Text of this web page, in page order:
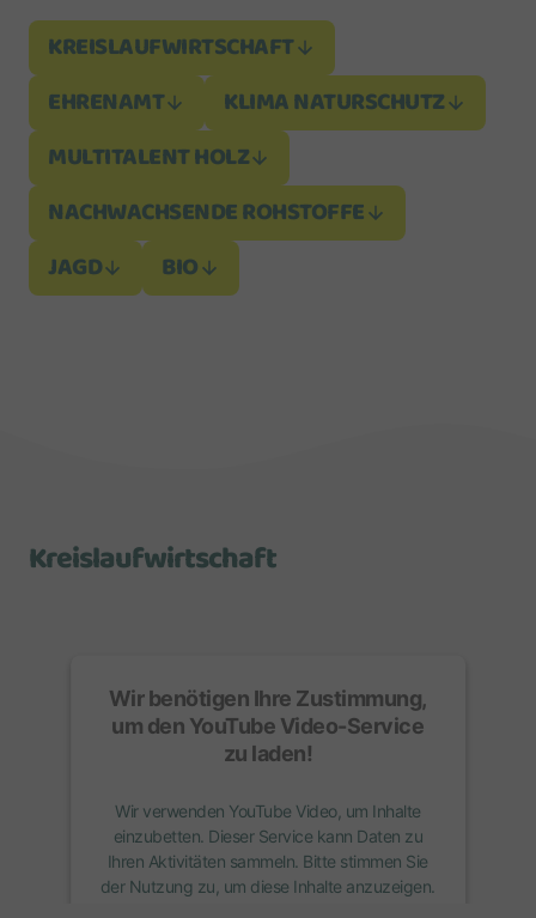
KREISLAUFWIRTSCHAFT
EHRENAMT
KLIMA NATURSCHUTZ
MULTITALENT HOLZ
NACHWACHSENDE ROHSTOFFE
JAGD
BIO
Kreislaufwirtschaft
Wir benötigen Ihre Zustimmung,
um den YouTube Video-Service
zu laden!
Wir verwenden YouTube Video, um Inhalte
einzubetten. Dieser Service kann Daten zu
Ihren Aktivitäten sammeln. Bitte stimmen Sie
der Nutzung zu, um diese Inhalte anzuzeigen.